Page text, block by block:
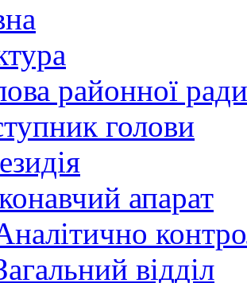
районної ради
голови
апарат
відділ